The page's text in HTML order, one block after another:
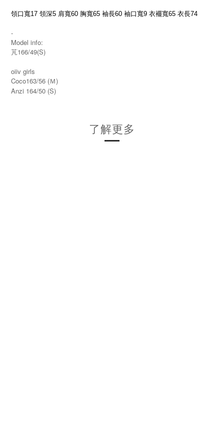
領口寬17 領深5 肩寬60 胸寬65 袖長60 袖口寬9 衣襬寬65 衣長74
-
Model info:
芃166/49(S)
oiiv girls
Coco163/56 (Ｍ)
Anzi 164/50 (S)
了解更多